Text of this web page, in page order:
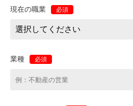
現在の職業 必須
業種 必須